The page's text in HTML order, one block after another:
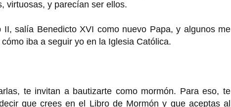
virtuosas, y parecían ser ellos.
salía Benedicto XVI como nuevo Papa, y algunos me
iba a seguir yo en la Iglesia Católica.
te invitan a bautizarte como mormón. Para eso, te
que crees en el Libro de Mormón y que aceptas al